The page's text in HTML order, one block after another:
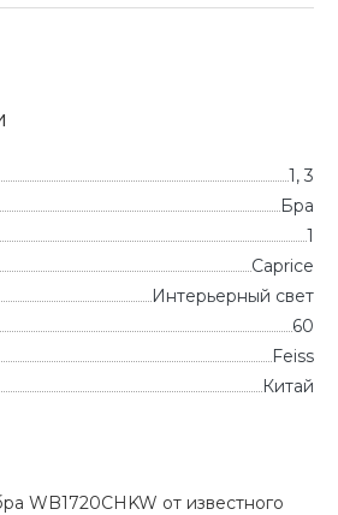
1, 3
Бра
1
Caprice
Интерьерный свет
60
Feiss
Китай
WB1720CHKW от известного